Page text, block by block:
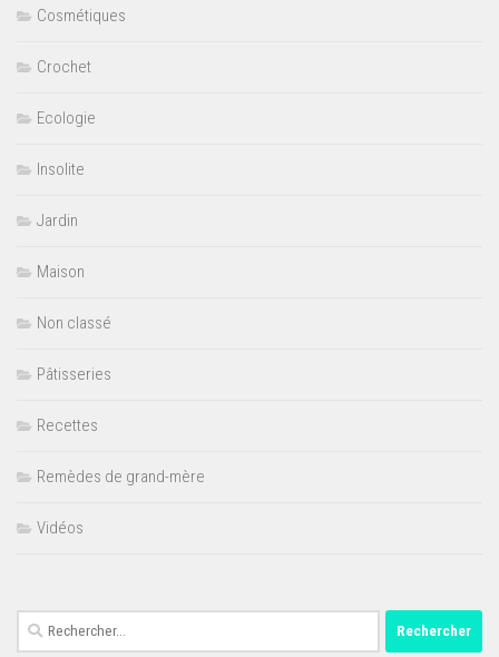
Cosmétiques
Crochet
Ecologie
Insolite
Jardin
Maison
Non classé
Pâtisseries
Recettes
Remèdes de grand-mère
Vidéos
Rechercher :